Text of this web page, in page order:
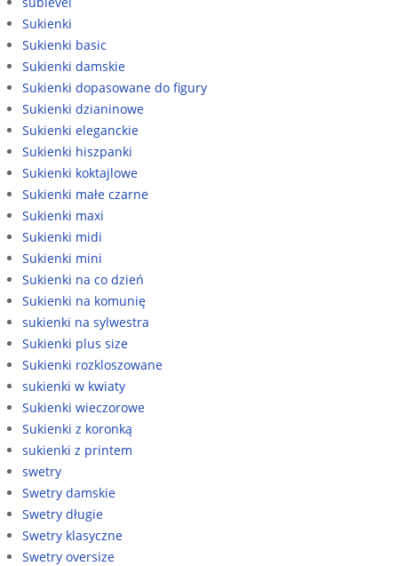
Sukienki
Sukienki basic
Sukienki damskie
Sukienki dopasowane do figury
Sukienki dzianinowe
Sukienki eleganckie
Sukienki hiszpanki
Sukienki koktajlowe
Sukienki małe czarne
Sukienki maxi
Sukienki midi
Sukienki mini
Sukienki na co dzień
Sukienki na komunię
sukienki na sylwestra
Sukienki plus size
Sukienki rozkloszowane
sukienki w kwiaty
Sukienki wieczorowe
Sukienki z koronką
sukienki z printem
swetry
Swetry damskie
Swetry długie
Swetry klasyczne
Swetry oversize